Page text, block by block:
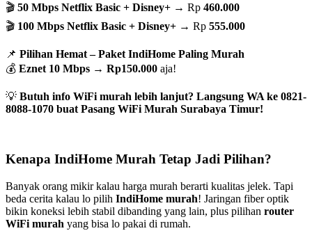
🎬 50 Mbps Netflix Basic + Disney+ → Rp 460.000
🎬 100 Mbps Netflix Basic + Disney+ → Rp 555.000
📌 Pilihan Hemat – Paket IndiHome Paling Murah
💰 Eznet 10 Mbps → Rp150.000 aja!
💡 Butuh info WiFi murah lebih lanjut? Langsung WA ke 0821-
8088-1070 buat Pasang WiFi Murah Surabaya Timur!
Kenapa IndiHome Murah Tetap Jadi Pilihan?
Banyak orang mikir kalau harga murah berarti kualitas jelek. Tapi
beda cerita kalau lo pilih IndiHome murah! Jaringan fiber optik
bikin koneksi lebih stabil dibanding yang lain, plus pilihan router
WiFi murah yang bisa lo pakai di rumah.